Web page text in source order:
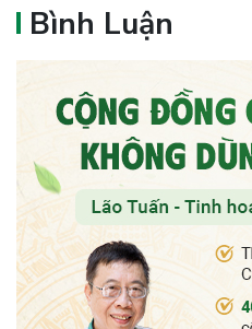
Bình Luận